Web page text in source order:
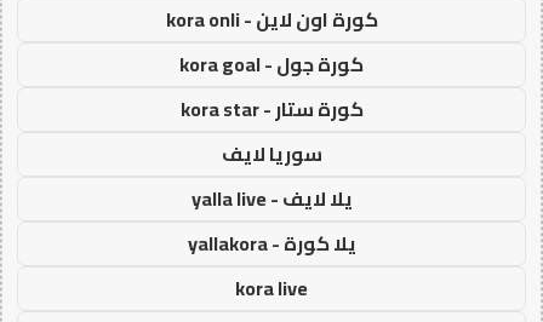
كورة اون لاين - kora onli
كورة جول - kora goal
كورة ستار - kora star
سوريا لايف
يلا لايف - yalla live
يلا كورة - yallakora
kora live